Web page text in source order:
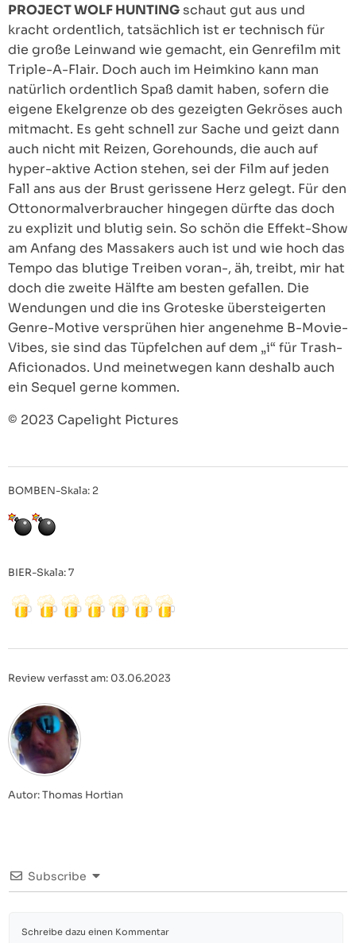
PROJECT WOLF HUNTING schaut gut aus und
kracht ordentlich, tatsächlich ist er technisch für
die große Leinwand wie gemacht, ein Genrefilm mit
Triple-A-Flair. Doch auch im Heimkino kann man
natürlich ordentlich Spaß damit haben, sofern die
eigene Ekelgrenze ob des gezeigten Gekröses auch
mitmacht. Es geht schnell zur Sache und geizt dann
auch nicht mit Reizen, Gorehounds, die auch auf
hyper-aktive Action stehen, sei der Film auf jeden
Fall ans aus der Brust gerissene Herz gelegt. Für den
Ottonormalverbraucher hingegen dürfte das doch
zu explizit und blutig sein. So schön die Effekt-Show
am Anfang des Massakers auch ist und wie hoch das
Tempo das blutige Treiben voran-, äh, treibt, mir hat
doch die zweite Hälfte am besten gefallen. Die
Wendungen und die ins Groteske übersteigerten
Genre-Motive versprühen hier angenehme B-Movie-
Vibes, sie sind das Tüpfelchen auf dem „i“ für Trash-
Aficionados. Und meinetwegen kann deshalb auch
ein Sequel gerne kommen.
© 2023 Capelight Pictures
BOMBEN-Skala: 2
BIER-Skala: 7
Review verfasst am: 03.06.2023
Autor: Thomas Hortian
Subscribe